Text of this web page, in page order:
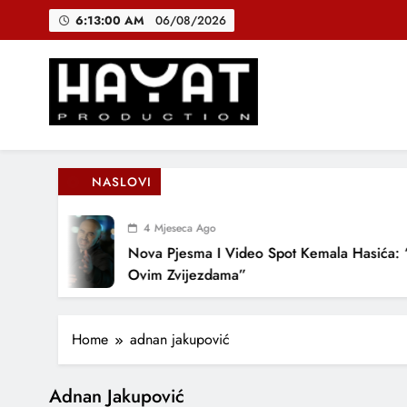
6:13:00 AM 06/08/2026
Hayat Production
Promocija domaće muzike
NASLOVI
4 Mjeseca Ago
Nova Pjesma I Video Spot Kemala Hasića:
Ovim Zvijezdama”
Home adnan jakupović
Adnan Jakupović